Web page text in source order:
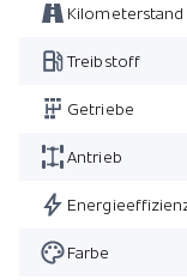
Kilometerstand
Treibstoff
Getriebe
Antrieb
Farbe